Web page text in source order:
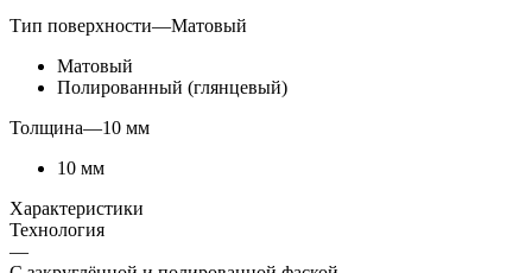
Тип поверхности—Матовый
Матовый
Полированный (глянцевый)
Толщина—10 мм
10 мм
Характеристики
Технология
—